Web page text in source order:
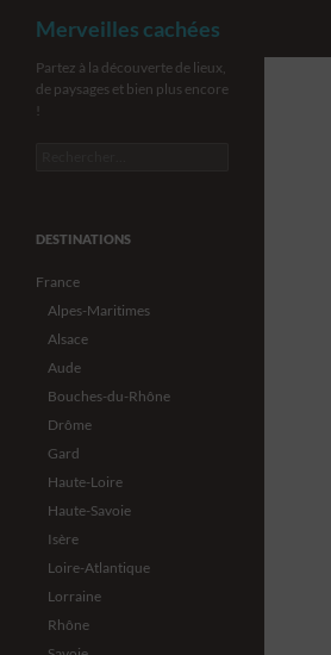
Aller
Merveilles cachées
Partez à la découverte de lieux,
de paysages et bien plus encore
!
DESTINATIONS
France
Alpes-Maritimes
Alsace
Aude
Bouches-du-Rhône
Drôme
Gard
Haute-Loire
Haute-Savoie
Isère
Loire-Atlantique
Lorraine
Rhône